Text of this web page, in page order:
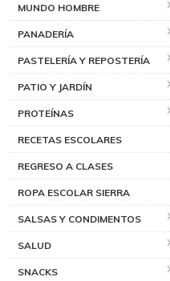
MUNDO HOMBRE
PANADERÍA
PASTELERÍA Y REPOSTERÍA
PATIO Y JARDÍN
PROTEÍNAS
RECETAS ESCOLARES
REGRESO A CLASES
ROPA ESCOLAR SIERRA
SALSAS Y CONDIMENTOS
SALUD
SNACKS